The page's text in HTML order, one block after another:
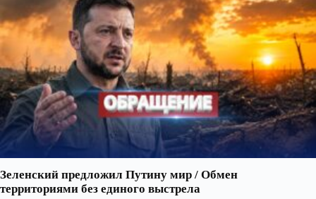
Зеленский предложил Путину мир / Обмен
территориями без единого выстрела